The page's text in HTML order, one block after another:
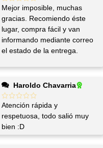
Mejor imposible, muchas
gracias. Recomiendo éste
lugar, compra fácil y van
informando mediante correo
el estado de la entrega.
Haroldo Chavarria
Atención rápida y
respetuosa, todo salió muy
bien :D